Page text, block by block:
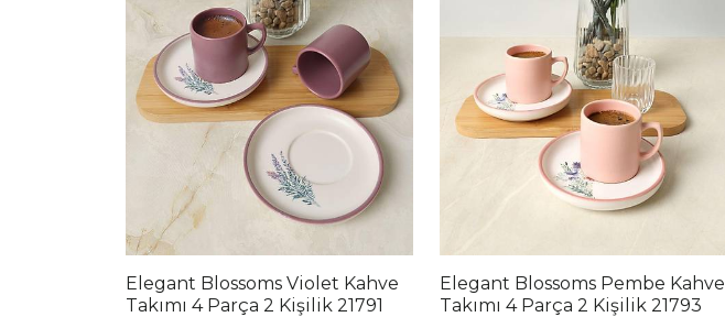
Elegant Blossoms Violet Kahve
Takımı 4 Parça 2 Kişilik 21791
Elegant Blossoms Pembe Kahve
Takımı 4 Parça 2 Kişilik 21793